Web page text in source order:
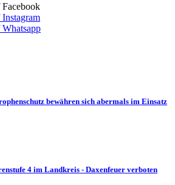
bewähren sich abermals im Einsatz
4 im Landkreis - Daxenfeuer verboten